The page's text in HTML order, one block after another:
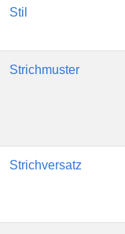
Stil
Strichmuster
Strichversatz